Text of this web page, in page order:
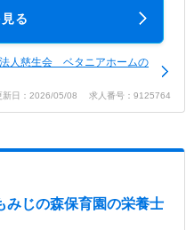
る
人慈生会 ベタニアホームの
新日：2026/05/08 求人番号：9125764
みじの森保育園の栄養士